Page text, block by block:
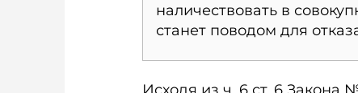
наличествовать в
станет поводом для